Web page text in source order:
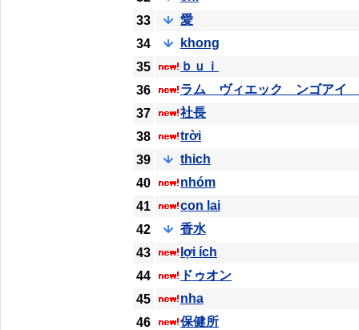
33
愛
34
khong
35
ｂｕｉ
36
ラム ヴィエック ンゴアイ
37
社長
38
trời
39
thich
40
nhóm
41
con lai
42
香水
43
lợi ích
44
ドゥオン
45
nha
46
保健所